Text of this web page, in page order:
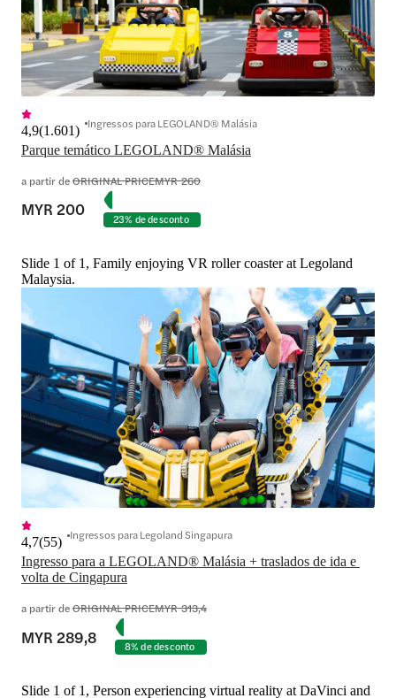
Parque temático LEGOLAND® Malásia
4,9(1.601) Ingressos para LEGOLAND® Malásia
a partir deORIGINAL PRICEMYR 260
MYR 200 23% de desconto
Slide 1 of 1, Family enjoying VR roller coaster at Legoland
Malaysia.
Ingresso para a LEGOLAND® Malásia + traslados de ida e
volta de Cingapura
4,7(55) Ingressos para Legoland Singapura
a partir deORIGINAL PRICEMYR 313,4
MYR 289,8 8% de desconto
Slide 1 of 1, Person experiencing virtual reality at DaVinci and